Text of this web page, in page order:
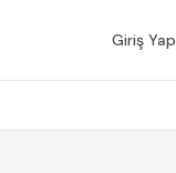
Giriş Yap